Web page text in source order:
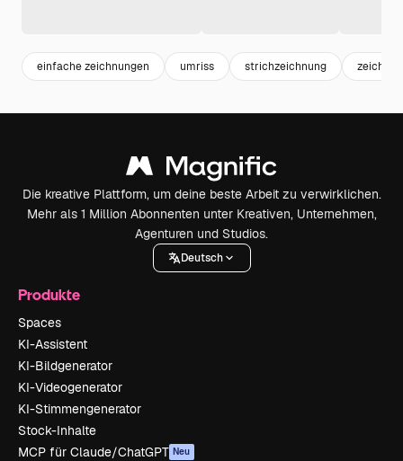
einfache zeichnungen umriss strichzeichnung
Die kreative Plattform, um deine beste Arbeit zu verwirklichen.
Mehr als 1 Million Abonnenten unter Kreativen, Unternehmen,
Agenturen und Studios.
Deutsch
Produkte
Spaces
KI-Assistent
KI-Bildgenerator
KI-Videogenerator
KI-Stimmengenerator
Stock-Inhalte
MCP für Claude/ChatGPT Neu